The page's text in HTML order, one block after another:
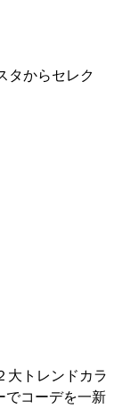
タからセレク
大トレンドカラ
でコーデを一新